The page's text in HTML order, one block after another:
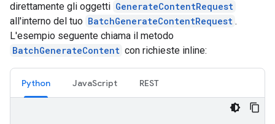
direttamente gli oggetti GenerateContentRequest
all'interno del tuo BatchGenerateContentRequest .
L'esempio seguente chiama il metodo
BatchGenerateContent con richieste inline:
Python JavaScript REST